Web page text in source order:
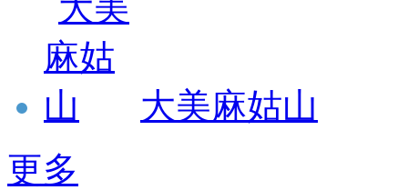
大美麻姑山
更多